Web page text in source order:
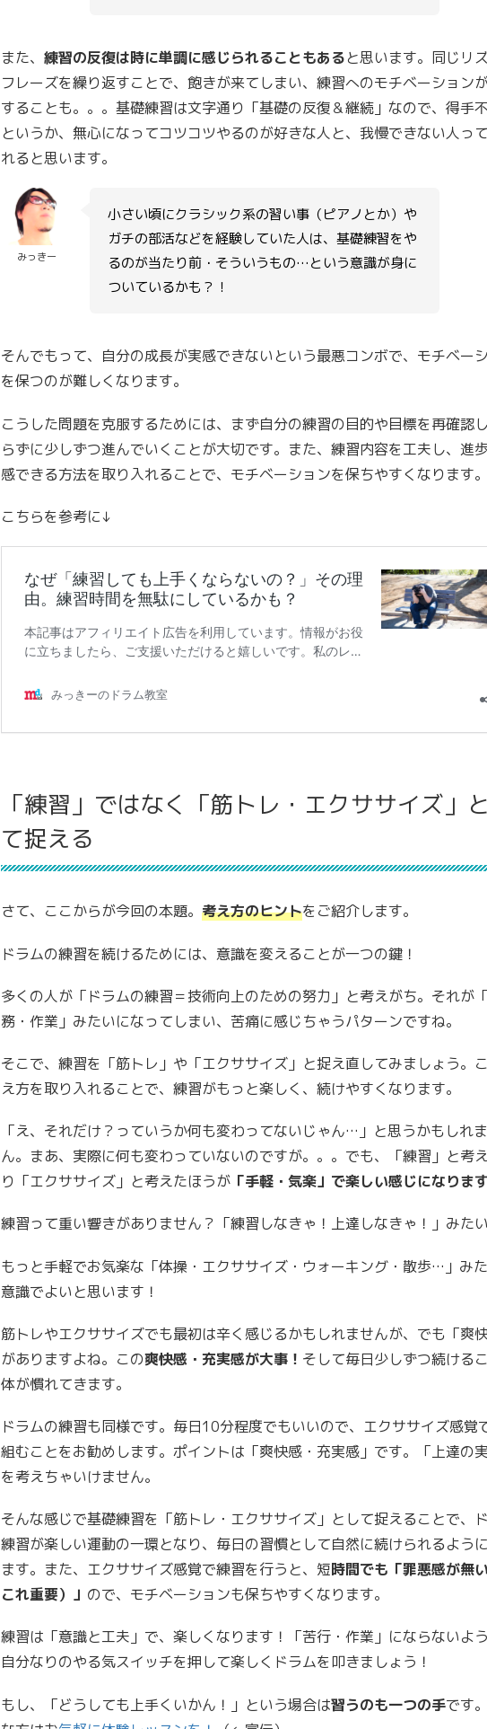
また、練習の反復は時に単調に感じられることもあると思います。同じリ
フレーズを繰り返すことで、飽きが来てしまい、練習へのモチベーション
することも。。。基礎練習は文字通り「基礎の反復＆継続」なので、得手
というか、無心になってコツコツやるのが好きな人と、我慢できない人っ
れると思います。
みっきー
小さい頃にクラシック系の習い事（ピアノとか）や
ガチの部活などを経験していた人は、基礎練習をや
るのが当たり前・そういうもの…という意識が身に
ついているかも？！
そんでもって、自分の成長が実感できないという最悪コンボで、モチベー
を保つのが難しくなります。
こうした問題を克服するためには、まず自分の練習の目的や目標を再確認
らずに少しずつ進んでいくことが大切です。また、練習内容を工夫し、進
感できる方法を取り入れることで、モチベーションを保ちやすくなります。
こちらを参考に↓
「練習」ではなく「筋トレ・エクササイズ」
て捉える
さて、ここからが今回の本題。考え方のヒントをご紹介します。
ドラムの練習を続けるためには、意識を変えることが一つの鍵！
多くの人が「ドラムの練習＝技術向上のための努力」と考えがち。それが
務・作業」みたいになってしまい、苦痛に感じちゃうパターンですね。
そこで、練習を「筋トレ」や「エクササイズ」と捉え直してみましょう。
え方を取り入れることで、練習がもっと楽しく、続けやすくなります。
「え、それだけ？っていうか何も変わってないじゃん…」と思うかもしれ
ん。まあ、実際に何も変わっていないのですが。。。でも、「練習」と考
り「エクササイズ」と考えたほうが 「手軽・気楽」で楽しい感じになります
練習って重い響きがありません？「練習しなきゃ！上達しなきゃ！」みたい
もっと手軽でお気楽な「体操・エクササイズ・ウォーキング・散歩…」み
意識でよいと思います！
筋トレやエクササイズでも最初は辛く感じるかもしれませんが、でも「爽快
がありますよね。この爽快感・充実感が大事！ そして毎日少しずつ続ける
体が慣れてきます。
ドラムの練習も同様です。毎日10分程度でもいいので、エクササイズ感覚
組むことをお勧めします。ポイントは「爽快感・充実感」です。「上達の実
を考えちゃいけません。
そんな感じで基礎練習を「筋トレ・エクササイズ」として捉えることで、
練習が楽しい運動の一環となり、毎日の習慣として自然に続けられるよう
ます。また、エクササイズ感覚で練習を行うと、短時間でも「罪悪感が無
これ重要）」 ので、モチベーションも保ちやすくなります。
練習は「意識と工夫」で、楽しくなります！「苦行・作業」にならないよう
自分なりのやる気スイッチを押して楽しくドラムを叩きましょう！
もし、「どうしても上手くいかん！」という場合は習うのも一つの手です